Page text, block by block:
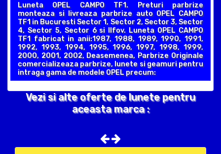
Luneta OPEL CAMPO TF1. Preturi parbrize
monteaza si livreaza parbrize auto OPEL CAMPO
TF1 in Bucuresti Sector 1, Sector 2, Sector 3, Sector
4, Sector 5, Sector 6 si Ilfov. Luneta OPEL CAMPO
TF1 fabricat in anii:1987, 1988, 1989, 1990, 1991,
1992, 1993, 1994, 1995, 1996, 1997, 1998, 1999,
2000, 2001, 2002, Deasemenea, Parbrize Originale
comercializeaza parbrize, lunete si geamuri pentru
intraga gama de modele OPEL precum:
Vezi si alte oferte de lunete pentru
aceasta marca :